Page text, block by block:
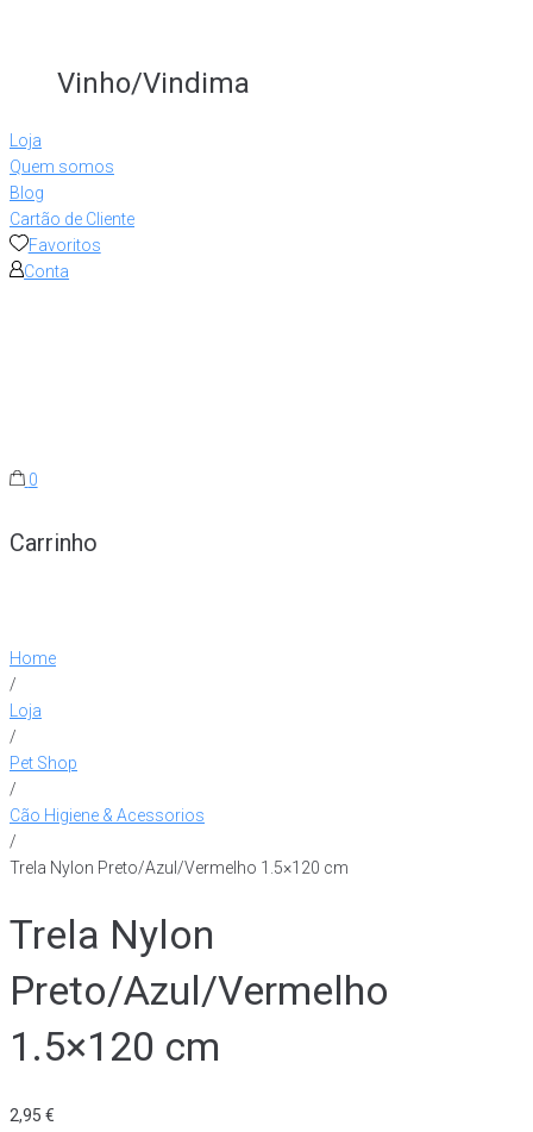
Vinho/Vindima
Loja
Quem somos
Blog
Cartão de Cliente
Favoritos
Conta
0
Carrinho
Home
/
Loja
/
Pet Shop
/
Cão Higiene & Acessorios
/
Trela Nylon Preto/Azul/Vermelho 1.5×120 cm
Trela Nylon
Preto/Azul/Vermelho
1.5×120 cm
2,95 €